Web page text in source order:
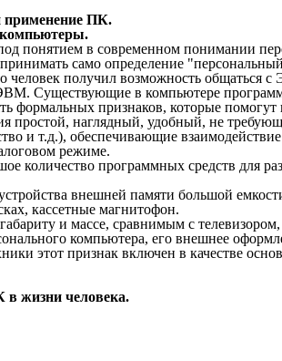
применение ПК.
понятием в современном понимании
само определение
человек получил возможность общаться
Существующие в компьютере
формальных признаков, которые
простой, наглядный, удобный, не
и т.д.), обеспечивающие
режиме.
количество программных средств для
внешней памяти большой
кассетные магнитофон.
и массе, сравнимым с
компьютера, его внешнее
этот признак включен в качестве
в жизни человека.